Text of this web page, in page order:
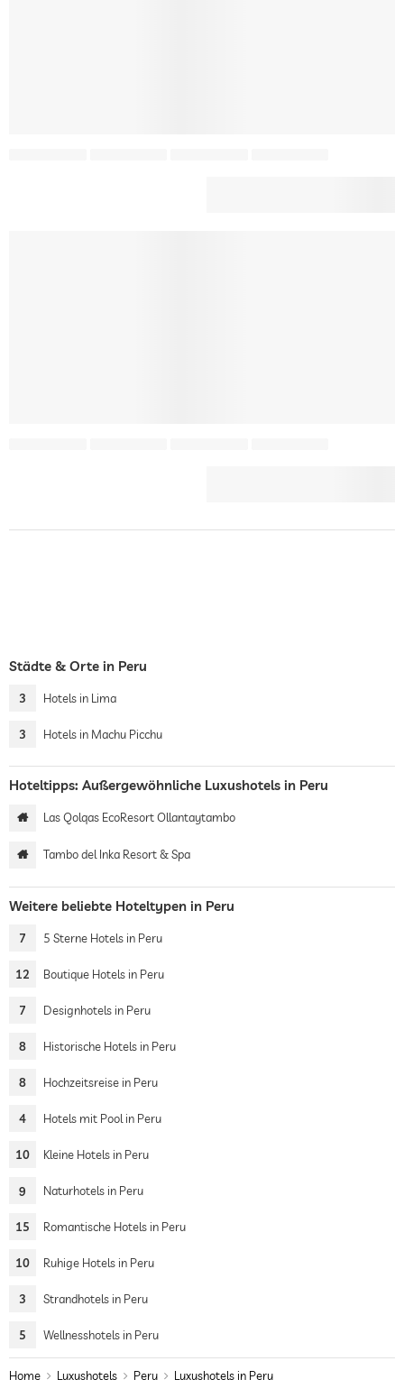
Städte & Orte in Peru
3 Hotels in Lima
3 Hotels in Machu Picchu
Hoteltipps: Außergewöhnliche Luxushotels in Peru
Las Qolqas EcoResort Ollantaytambo
Tambo del Inka Resort & Spa
Weitere beliebte Hoteltypen in Peru
7 5 Sterne Hotels in Peru
12 Boutique Hotels in Peru
7 Designhotels in Peru
8 Historische Hotels in Peru
8 Hochzeitsreise in Peru
4 Hotels mit Pool in Peru
10 Kleine Hotels in Peru
9 Naturhotels in Peru
15 Romantische Hotels in Peru
10 Ruhige Hotels in Peru
3 Strandhotels in Peru
5 Wellnesshotels in Peru
Home Luxushotels Peru Luxushotels in Peru